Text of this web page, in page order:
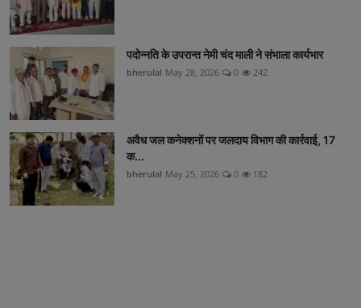
पदोन्नति के उपरान्त नेमी चंद माली ने संभाला कार्यभार
bherulal May 28, 2026 0 242
अवैध जल कनेक्शनों पर जलदाय विभाग की कार्रवाई, 17
क...
bherulal May 25, 2026 0 182